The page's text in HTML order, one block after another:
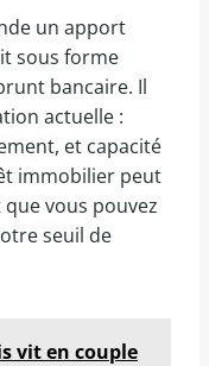
un apport
sous forme
bancaire. Il
actuelle :
et capacité
immobilier peut
vous pouvez
seuil de
vit en couple